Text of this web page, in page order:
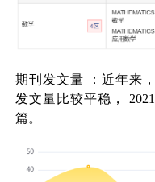
期刊发文量 ：近年来，
发文量比较平稳，
2021
篇。